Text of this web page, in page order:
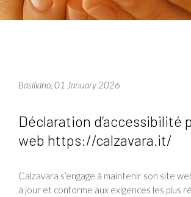
Basiliano, 01 January 2026
Déclaration d’accessibilité
web https://calzavara.it/
Calzavara s’engage à maintenir son site
à jour et conforme aux exigences les plus